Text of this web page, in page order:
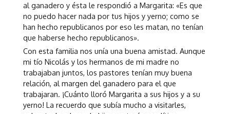
al ganadero y ésta le respondió a Margarita: «Es que
no puedo hacer nada por tus hijos y yerno; como se
han hecho republicanos por eso les matan, no tenían
que haberse hecho republicanos».
Con esta familia nos unía una buena amistad. Aunque
mi tío Nicolás y los hermanos de mi madre no
trabajaban juntos, los pastores tenían muy buena
relación, al margen del ganadero para el que
trabajaran. ¡Cuánto lloró Margarita a sus hijos y a su
yerno! La recuerdo que subía mucho a visitarles,